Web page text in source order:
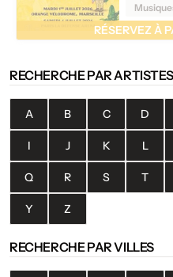
RÉSERVEZ À
RECHERCHE PAR ARTISTES
A B C D
I J K L
Q R S T
Y Z
RECHERCHE PAR VILLES